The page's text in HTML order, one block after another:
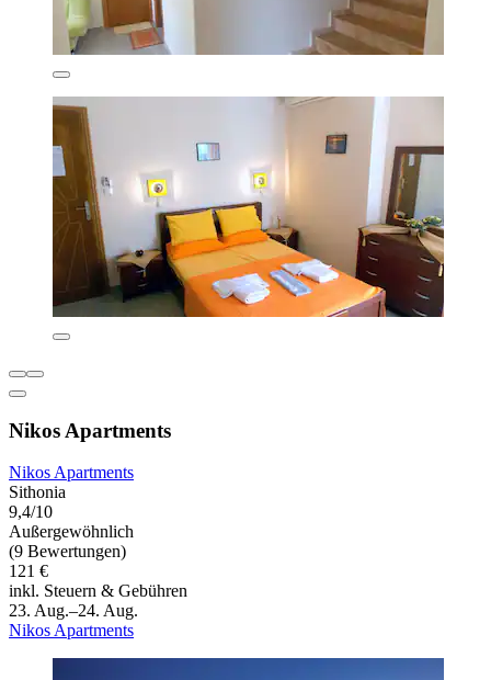
Nikos Apartments
Nikos Apartments
Sithonia
9,4/10
Außergewöhnlich
(9 Bewertungen)
121 €
inkl. Steuern & Gebühren
23. Aug.–24. Aug.
Nikos Apartments